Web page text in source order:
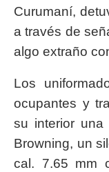
Curumaní,
a través de
algo extraño
Los
ocupantes y
su interior una
Browning, un
cal. 7.65 mm